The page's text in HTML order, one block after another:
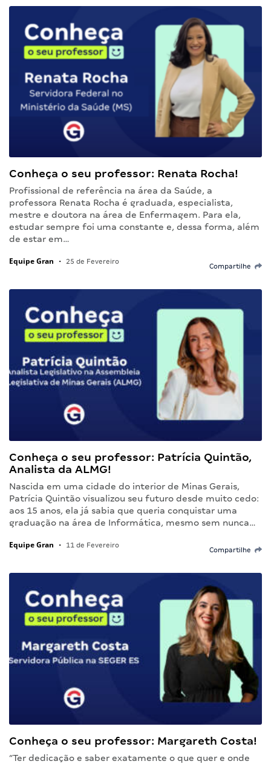
Conheça o seu professor: Renata Rocha!
Profissional de referência na área da Saúde, a
professora Renata Rocha é graduada, especialista,
mestre e doutora na área de Enfermagem. Para ela,
estudar sempre foi uma constante e, dessa forma, além
de estar em…
Equipe Gran • 25 de Fevereiro
Compartilhe
Conheça o seu professor: Patrícia Quintão,
Analista da ALMG!
Nascida em uma cidade do interior de Minas Gerais,
Patrícia Quintão visualizou seu futuro desde muito cedo:
aos 15 anos, ela já sabia que queria conquistar uma
graduação na área de Informática, mesmo sem nunca…
Equipe Gran • 11 de Fevereiro
Compartilhe
Conheça o seu professor: Margareth Costa!
“Ter dedicação e saber exatamente o que quer e onde